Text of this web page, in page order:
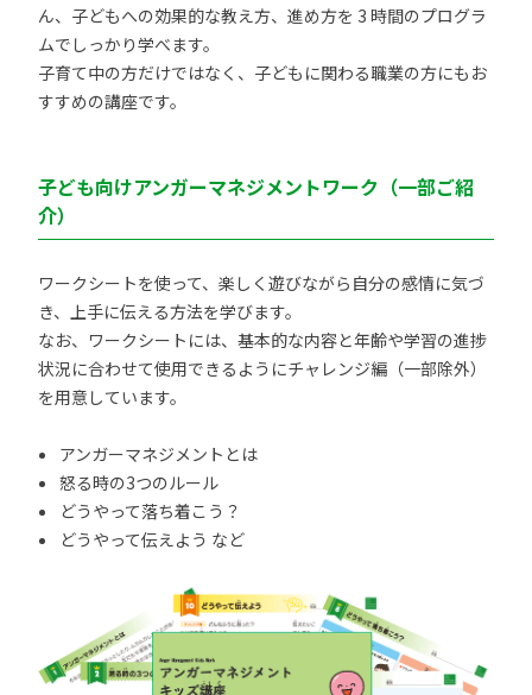
ん、子どもへの効果的な教え方、進め方を 3 時間のプログラ
ムでしっかり学べます。
子育て中の方だけではなく、子どもに関わる職業の方にもお
すすめの講座です。
子ども向けアンガーマネジメントワーク（一部ご紹
介）
ワークシートを使って、楽しく遊びながら自分の感情に気づ
き、上手に伝える方法を学びます。
なお、ワークシートには、基本的な内容と年齢や学習の進捗
状況に合わせて使用できるようにチャレンジ編（一部除外）
を用意しています。
アンガーマネジメントとは
怒る時の3つのルール
どうやって落ち着こう？
どうやって伝えよう など